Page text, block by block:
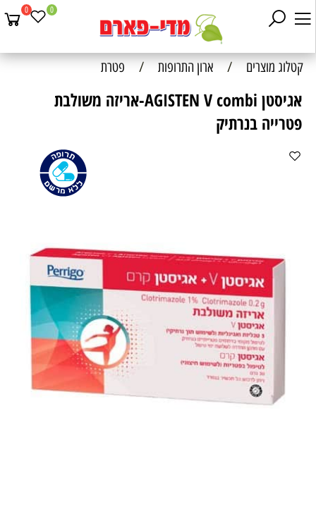
0 0
קטלוג מוצרים / ארון התרופות / פטרת
אגיסטן AGISTEN V combi-אריזה משולבת
פטרייה בנרתיק